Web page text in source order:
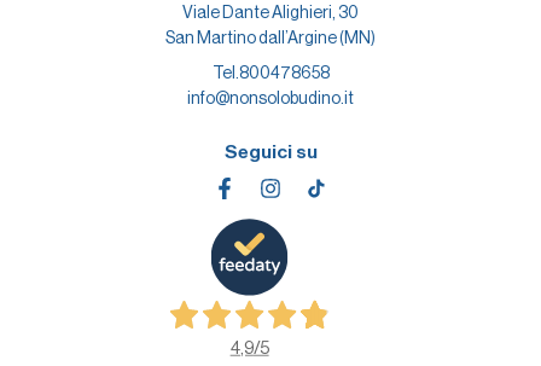
Viale Dante Alighieri, 30
San Martino dall’Argine (MN)
Tel. 800478658
info@nonsolobudino.it
Seguici su
4,9/5